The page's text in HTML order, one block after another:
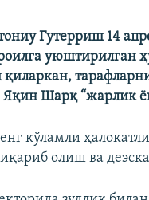
Гутерриш 14
уюштирилган
Яқин Шарқ “жарлик
кўламли
олиш ва